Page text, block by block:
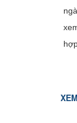
Văn Hoa Tâm